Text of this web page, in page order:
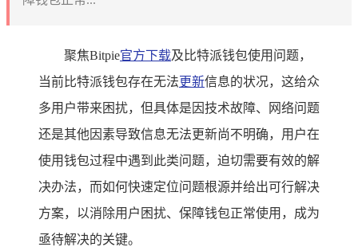
聚焦Bitpie官方下载及比特派钱包使用问题，
当前比特派钱包存在无法更新信息的状况，这给众
多用户带来困扰，但具体是因技术故障、网络问题
还是其他因素导致信息无法更新尚不明确，用户在
使用钱包过程中遇到此类问题，迫切需要有效的解
决办法，而如何快速定位问题根源并给出可行解决
方案，以消除用户困扰、保障钱包正常使用，成为
亟待解决的关键。